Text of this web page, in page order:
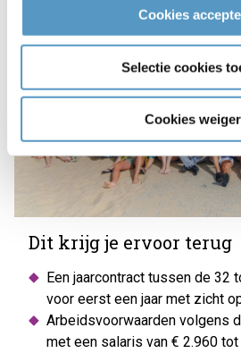
Cookies
Selectie cookies
Cookies
Dit krijg je ervoor terug
Een jaarcontract tussen de 32
voor eerst een jaar met zicht
Arbeidsvoorwaarden volgens
met een salaris van € 2.960